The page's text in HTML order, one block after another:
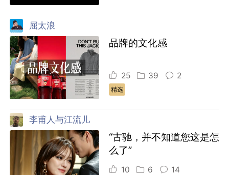
屈太浪
品牌的文化感
25 39 2
精选
李甫人与江流儿
“古驰，并不知道您这是怎
么了”
10 6 14